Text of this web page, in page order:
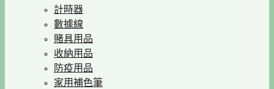
計時器
數據線
賭具用品
收納用品
防疫用品
家用補色筆